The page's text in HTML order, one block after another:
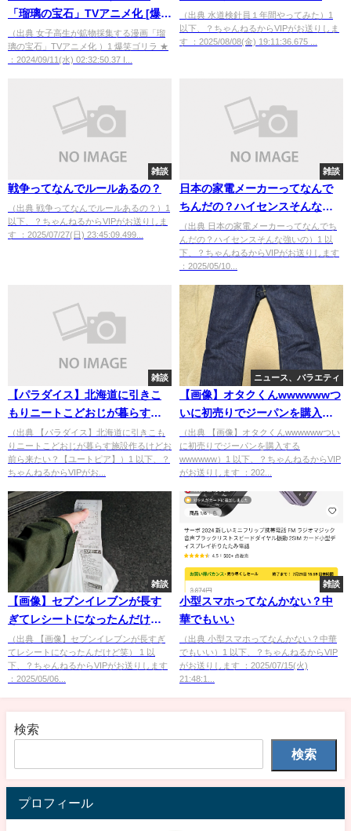
「瑠璃の宝石」TVアニメ化 [爆笑
ゴリラ★]
（出典 女子高生が鉱物採集する漫画「瑠
璃の宝石」TVアニメ化 ）1 爆笑ゴリラ ★
：2024/09/11(水) 02:32:50.37 I...
（出典 水道検針員１年間やってみた）1
以下、？ちゃんねるからVIPがお送りしま
す ：2025/08/08(金) 19:11:36.675 ...
雑談
戦争ってなんでルールあるの？
（出典 戦争ってなんでルールあるの？）1
以下、？ちゃんねるからVIPがお送りしま
す ：2025/07/27(日) 23:45:09.499...
雑談
日本の家電メーカーってなんで
ちんだの？ハイセンスそんな強
いの
（出典 日本の家電メーカーってなんでち
んだの？ハイセンスそんな強いの）1 以
下、？ちゃんねるからVIPがお送りします
：2025/05/10...
雑談
【パラダイス】北海道に引きこ
もりニートこどおじが暮らす施
設作るけどお前ら来たい？【ユ
ートピア】
（出典 【パラダイス】北海道に引きこも
りニートこどおじが暮らす施設作るけどお
前ら来たい？【ユートピア】）1 以下、？
ちゃんねるからVIPがお...
ニュース、バラエティ
【画像】オタクくんwwwwwwつ
いに初売りでジーパンを購入す
るwwwwww
（出典 【画像】オタクくんwwwwwwつい
に初売りでジーパンを購入する
wwwwww）1 以下、？ちゃんねるからVIP
がお送りします ：202...
雑談
【画像】セブンイレブンが長す
ぎてレシートになったんだけど
笑
（出典 【画像】セブンイレブンが長すぎ
てレシートになったんだけど笑） 1 以
下、？ちゃんねるからVIPがお送りします
：2025/05/06...
雑談
小型スマホってなんかない？中
華でもいい
（出典 小型スマホってなんかない？中華
でもいい）1 以下、？ちゃんねるからVIP
がお送りします ：2025/07/15(火)
21:48:1...
検索
検索
プロフィール